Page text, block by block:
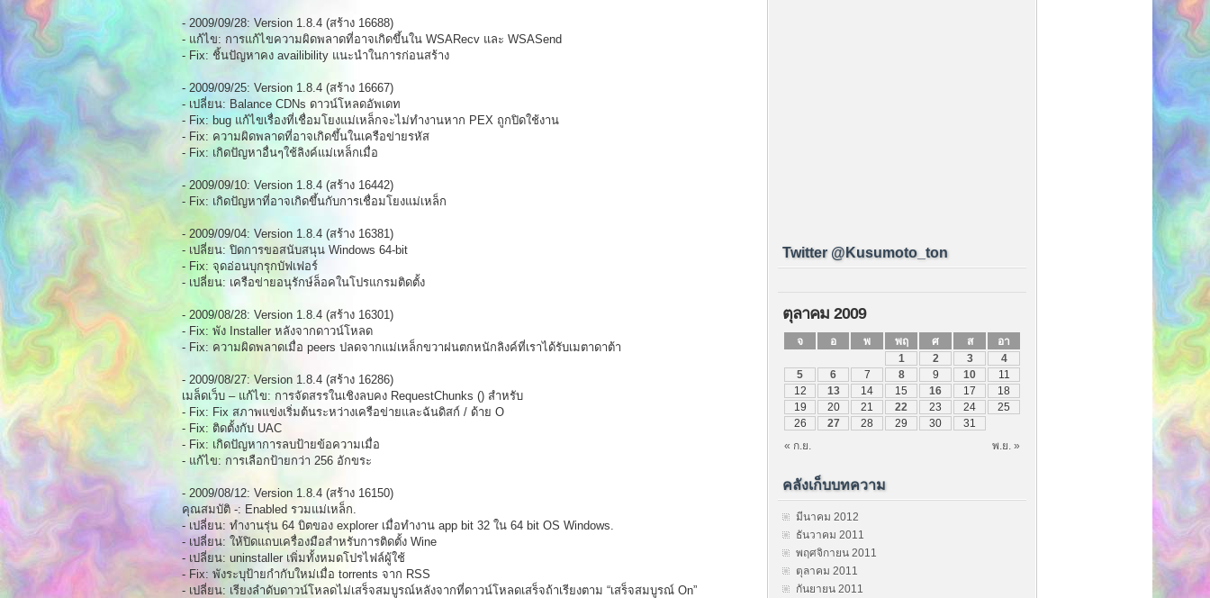
- 2009/09/28: Version 1.8.4 (สร้าง 16688)
- แก้ไข: การแก้ไขความผิดพลาดที่อาจเกิดขึ้นใน WSARecv และ WSASend
- Fix: ชิ้นปัญหาคง availibility แนะนำในการก่อนสร้าง
- 2009/09/25: Version 1.8.4 (สร้าง 16667)
- เปลี่ยน: Balance CDNs ดาวน์โหลดอัพเดท
- Fix: bug แก้ไขเรื่องที่เชื่อมโยงแม่เหล็กจะไม่ทำงานหาก PEX ถูกปิดใช้งาน
- Fix: ความผิดพลาดที่อาจเกิดขึ้นในเครือข่ายรหัส
- Fix: เกิดปัญหาอื่นๆใช้ลิงค์แม่เหล็กเมื่อ
- 2009/09/10: Version 1.8.4 (สร้าง 16442)
- Fix: เกิดปัญหาที่อาจเกิดขึ้นกับการเชื่อมโยงแม่เหล็ก
- 2009/09/04: Version 1.8.4 (สร้าง 16381)
- เปลี่ยน: ปิดการขอสนับสนุน Windows 64-bit
- Fix: จุดอ่อนบุกรุกบัฟเฟอร์
- เปลี่ยน: เครือข่ายอนุรักษ์ล็อคในโปรแกรมติดตั้ง
- 2009/08/28: Version 1.8.4 (สร้าง 16301)
- Fix: พัง Installer หลังจากดาวน์โหลด
- Fix: ความผิดพลาดเมื่อ peers ปลดจากแม่เหล็กขวาฝนตกหนักลิงค์ที่เราได้รับเมตาดาต้า
- 2009/08/27: Version 1.8.4 (สร้าง 16286)
เมล็ดเว็บ – แก้ไข: การจัดสรรในเชิงลบคง RequestChunks () สำหรับ
- Fix: Fix สภาพแข่งเริ่มต้นระหว่างเครือข่ายและฉันดิสก์ / ด้าย O
- Fix: ติดตั้งกับ UAC
- Fix: เกิดปัญหาการลบป้ายข้อความเมื่อ
- แก้ไข: การเลือกป้ายกว่า 256 อักขระ
- 2009/08/12: Version 1.8.4 (สร้าง 16150)
คุณสมบัติ -: Enabled รวมแม่เหล็ก.
- เปลี่ยน: ทำงานรุ่น 64 บิตของ explorer เมื่อทำงาน app bit 32 ใน 64 bit OS Windows.
- เปลี่ยน: ให้ปิดแถบเครื่องมือสำหรับการติดตั้ง Wine
- เปลี่ยน: uninstaller เพิ่มทั้งหมดโปรไฟล์ผู้ใช้
- Fix: พังระบุป้ายกำกับใหม่เมื่อ torrents จาก RSS
- เปลี่ยน: เรียงลำดับดาวน์โหลดไม่เสร็จสมบูรณ์หลังจากที่ดาวน์โหลดเสร็จถ้าเรียงตาม “เสร็จสมบูรณ์ On”
Twitter @Kusumoto_ton
ตุลาคม 2009
จ อ พ พฤ ศ ส อา
« ก.ย. พ.ย. »
1 2 3
4
5
6 7 8 9 10
11
12
13 14 15 16 17
18
19
20 21 22 23 24
25
26
27 28 29 30 31
คลังเก็บบทความ
มีนาคม 2012
ธันวาคม 2011
พฤศจิกายน 2011
ตุลาคม 2011
กันยายน 2011